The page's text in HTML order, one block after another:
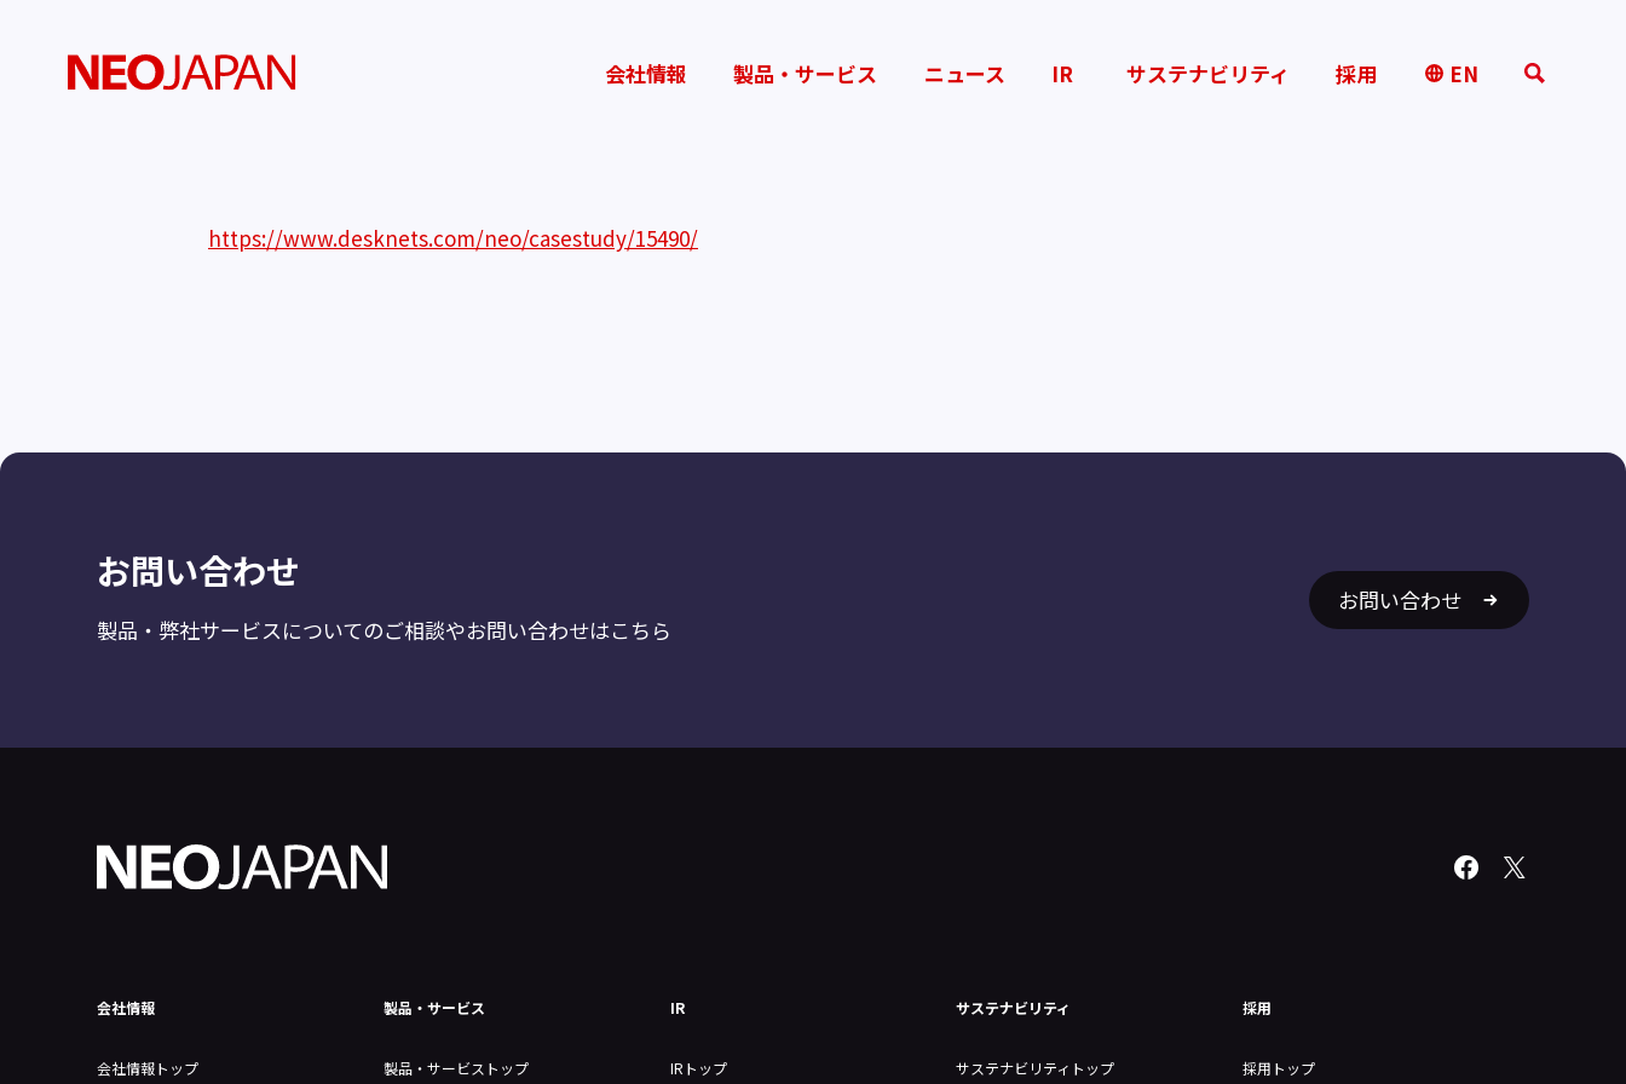
会社情報 製品・サービス ニュース IR サステナビリティ 採用 EN
https://www.desknets.com/neo/casestudy/15490/
お問い合わせ
製品・弊社サービスについてのご相談やお問い合わせはこちら
お問い合わせ
会社情報
会社情報トップ
製品・サービス
製品・サービストップ
IR
IRトップ
サステナビリティ
サステナビリティトップ
採用
採用トップ